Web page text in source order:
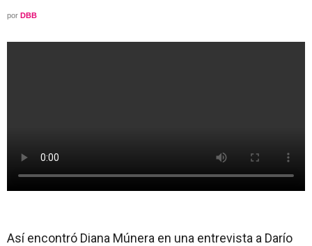
por DBB
Así encontró Diana Múnera en una entrevista a Darío